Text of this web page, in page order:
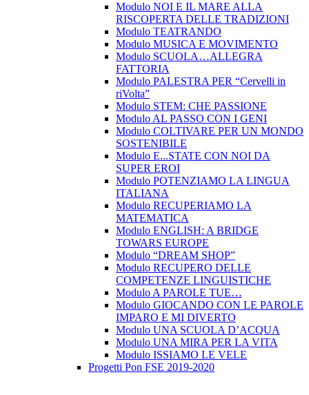
Modulo NOI E IL MARE ALLA
RISCOPERTA DELLE TRADIZIONI
Modulo TEATRANDO
Modulo MUSICA E MOVIMENTO
Modulo SCUOLA…ALLEGRA
FATTORIA
Modulo PALESTRA PER “Cervelli in
riVolta”
Modulo STEM: CHE PASSIONE
Modulo AL PASSO CON I GENI
Modulo COLTIVARE PER UN MONDO
SOSTENIBILE
Modulo E...STATE CON NOI DA
SUPER EROI
Modulo POTENZIAMO LA LINGUA
ITALIANA
Modulo RECUPERIAMO LA
MATEMATICA
Modulo ENGLISH: A BRIDGE
TOWARS EUROPE
Modulo “DREAM SHOP”
Modulo RECUPERO DELLE
COMPETENZE LINGUISTICHE
Modulo A PAROLE TUE…
Modulo GIOCANDO CON LE PAROLE
IMPARO E MI DIVERTO
Modulo UNA SCUOLA D’ACQUA
Modulo UNA MIRA PER LA VITA
Modulo ISSIAMO LE VELE
Progetti Pon FSE 2019-2020